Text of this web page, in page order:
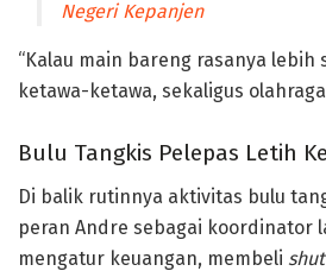
Negeri Kepanjen
“Kalau main bareng rasanya lebih
ketawa-ketawa, sekaligus
Bulu Tangkis Pelepas Letih
Di balik rutinnya aktivitas bulu
peran Andre sebagai koordinator
mengatur keuangan, membeli